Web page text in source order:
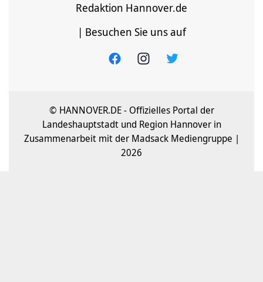
Redaktion Hannover.de
| Besuchen Sie uns auf
© HANNOVER.DE - Offizielles Portal der
Landeshauptstadt und Region Hannover in
Zusammenarbeit mit der Madsack Mediengruppe |
2026